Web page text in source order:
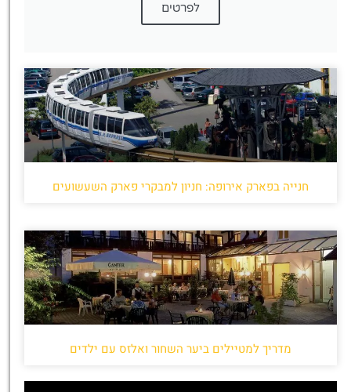
לפרטים
חנייה בפארק אירופה: חניון למבקרי פארק השעשועים
מדריך למטיילים ביער השחור ואלזס עם ילדים